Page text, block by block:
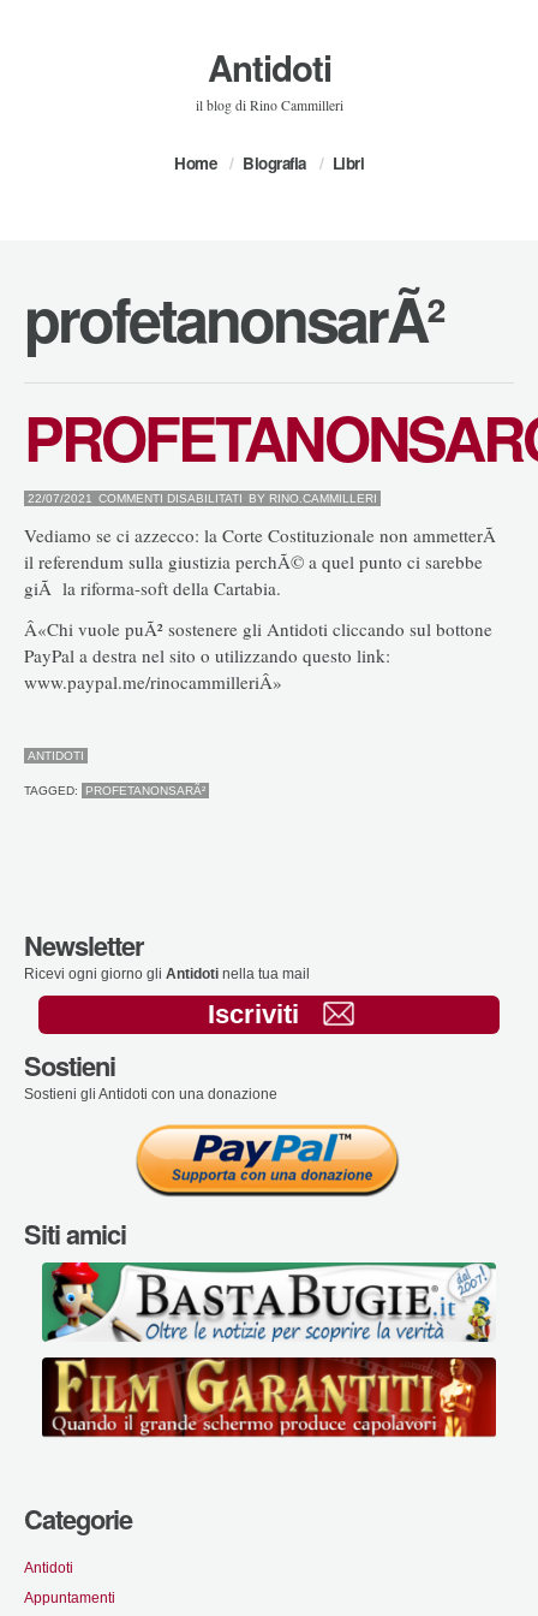
Antidoti
il blog di Rino Cammilleri
Home Biografia Libri
profetanonsarÃ²
22/07/2021 COMMENTI DISABILITATI SU
BY RINO.CAMMILLERI
Vediamo se ci azzecco: la Corte Costituzionale non ammetterÃ
il referendum sulla giustizia perchÃ© a quel punto ci sarebbe
giÃ la riforma-soft della Cartabia.
Â«Chi vuole puÃ² sostenere gli Antidoti cliccando sul bottone
PayPal a destra nel sito o utilizzando questo link:
www.paypal.me/rinocammilleriÂ»
ANTIDOTI
TAGGED: PROFETANONSARÃ²
Newsletter
Ricevi ogni giorno gli Antidoti nella tua mail
Iscriviti
Sostieni
Sostieni gli Antidoti con una donazione
Siti amici
Categorie
Antidoti
Appuntamenti